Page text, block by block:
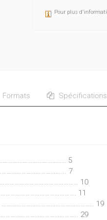
Pour plus
Formats Spécifications
5
7
10
11
……………………………………………….. 19
29